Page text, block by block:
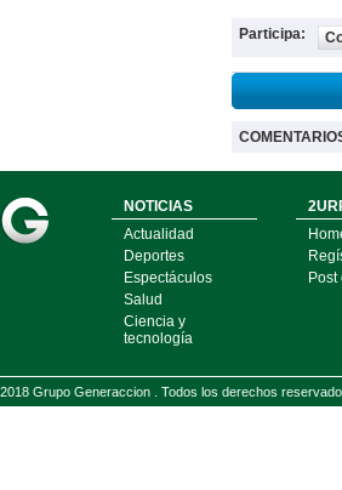
Participa:
NOTICIAS
Actualidad
Deportes
Espectáculos
Salud
Ciencia y
tecnología
2018 Grupo Generaccion . Todos los derechos